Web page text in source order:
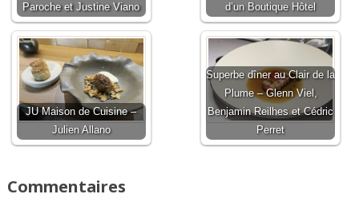
Paroche et Justine Viano
d’un Boutique Hôtel
JU Maison de Cuisine –
Julien Allano
Superbe dîner au Clair de la
Plume – Glenn Viel,
Benjamin Reilhes et Cédric
Perret
Commentaires